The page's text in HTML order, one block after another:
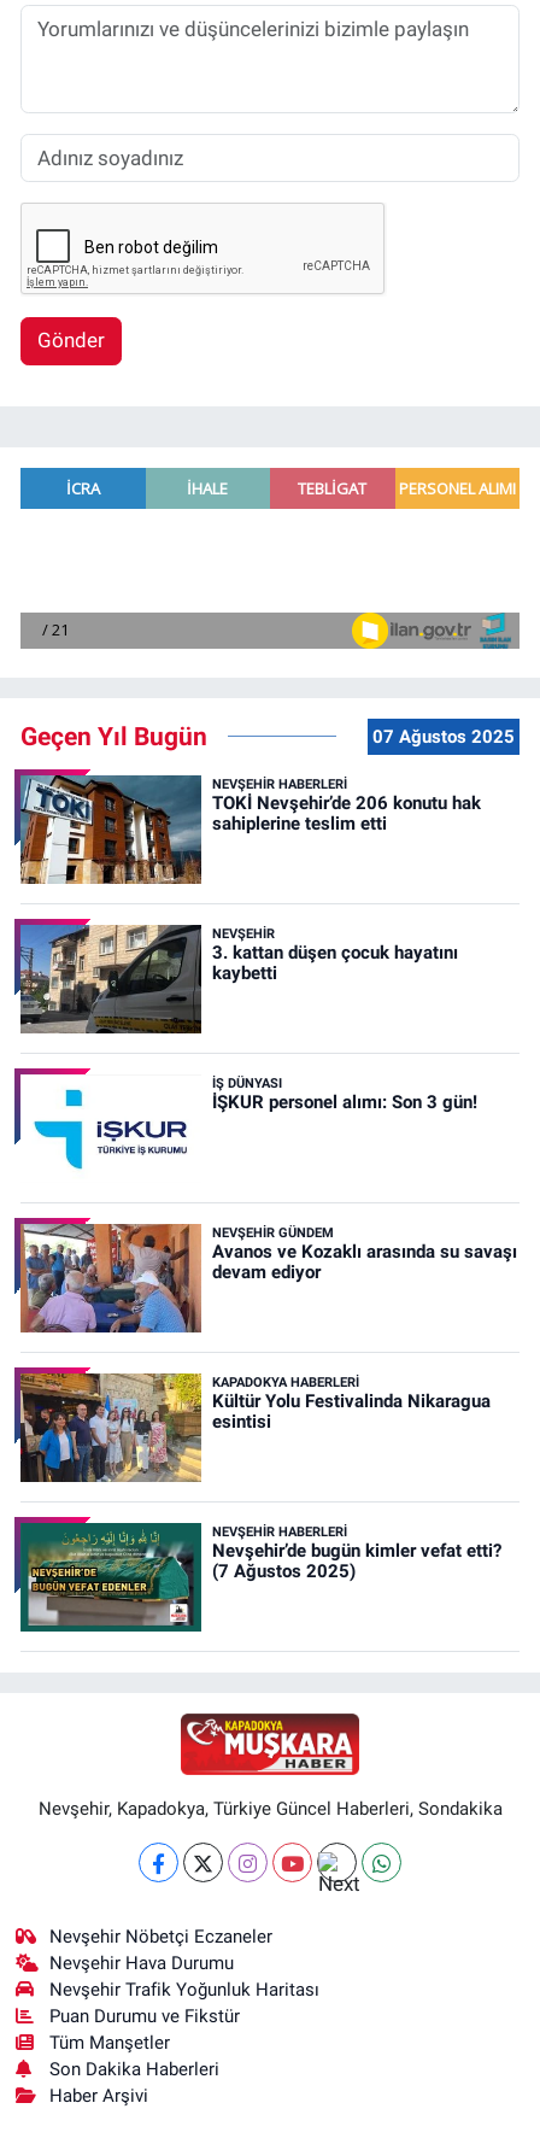
Gönder
Geçen Yıl Bugün 07 Ağustos 2025
NEVŞEHIR HABERLERI
TOKİ Nevşehir’de 206 konutu hak
sahiplerine teslim etti
NEVŞEHIR
3. kattan düşen çocuk hayatını
kaybetti
İŞ DÜNYASI
İŞKUR personel alımı: Son 3 gün!
NEVŞEHIR GÜNDEM
Avanos ve Kozaklı arasında su savaşı
devam ediyor
KAPADOKYA HABERLERI
Kültür Yolu Festivalinda Nikaragua
esintisi
NEVŞEHIR HABERLERI
Nevşehir’de bugün kimler vefat etti?
(7 Ağustos 2025)
Nevşehir, Kapadokya, Türkiye Güncel Haberleri, Sondakika
Nevşehir Nöbetçi Eczaneler
Nevşehir Hava Durumu
Nevşehir Trafik Yoğunluk Haritası
Puan Durumu ve Fikstür
Tüm Manşetler
Son Dakika Haberleri
Haber Arşivi